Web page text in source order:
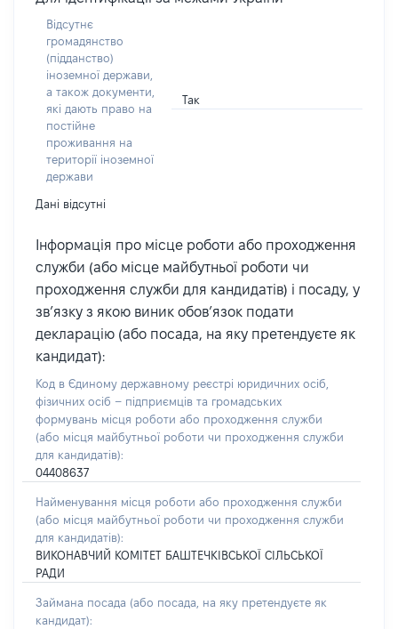
Відсутнє
громадянство
(підданство)
іноземної держави,
а також документи,
які дають право на
постійне
проживання на
території іноземної
держави
Так
Дані відсутні
Інформація про місце роботи або проходження
служби (або місце майбутньої роботи чи
проходження служби для кандидатів) і посаду, у
зв’язку з якою виник обов’язок подати
декларацію (або посада, на яку претендуєте як
кандидат):
Код в Єдиному державному реєстрі юридичних осіб,
фізичних осіб – підприємців та громадських
формувань місця роботи або проходження служби
(або місця майбутньої роботи чи проходження служби
для кандидатів):
04408637
Найменування місця роботи або проходження служби
(або місця майбутньої роботи чи проходження служби
для кандидатів):
ВИКОНАВЧИЙ КОМІТЕТ БАШТЕЧКІВСЬКОЇ СІЛЬСЬКОЇ
РАДИ
Займана посада (або посада, на яку претендуєте як
кандидат):